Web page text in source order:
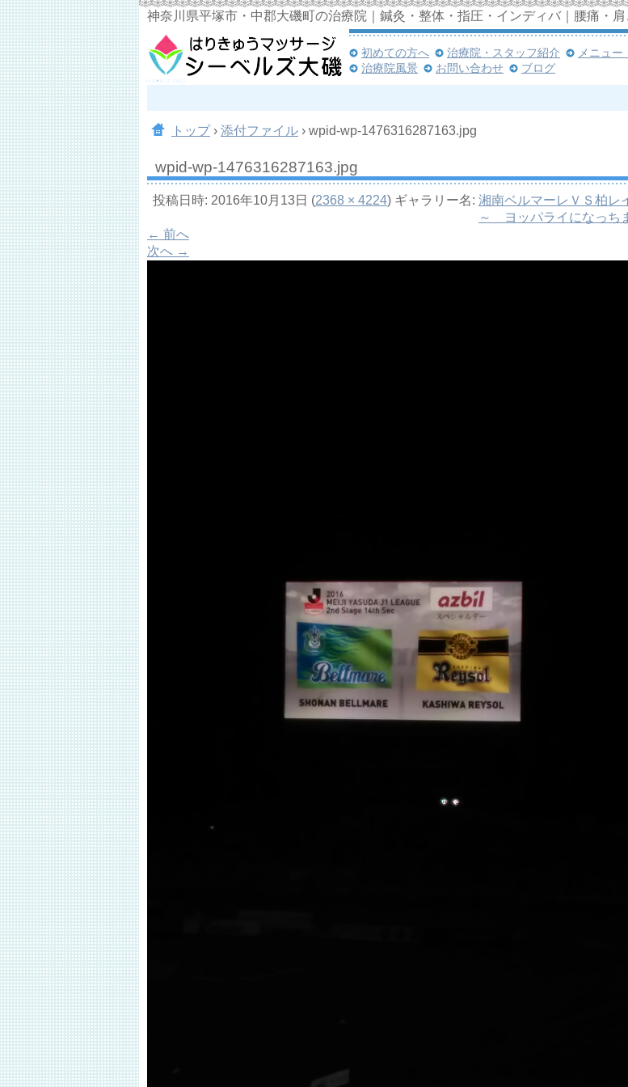
神奈川県平塚市・中郡大磯町の治療院｜鍼灸・整体・指圧・インディバ｜腰痛・
初めての方へ 治療院・スタッフ紹介 メニュー
治療院風景
お問い合わせ ブログ
トップ › 添付ファイル › wpid-wp-1476316287163.jpg
wpid-wp-1476316287163.jpg
投稿日時: 2016年10月13日 (2368 × 4224) ギャラリー名: 湘南ベルマーレＶＳ柏
～ ヨッパライになっち
← 前へ
次へ →